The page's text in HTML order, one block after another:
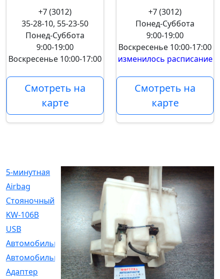
+7 (3012)
35-28-10, 55-23-50
Понед-Суббота
9:00-19:00
Воскресенье 10:00-17:00
Смотреть на
карте
+7 (3012)
Понед-Суббота
9:00-19:00
Воскресенье 10:00-17:00
изменилось расписание
Смотреть на
карте
5-минутная
[1]
Airbag
[18]
Cтояночный
[1]
KW-106B
[0]
USB
[6]
Автомобильное
[6]
Автомобильный
[6]
Адаптер
[3]